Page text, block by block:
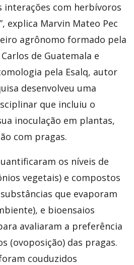
interações com herbívoros
explica Marvin Mateo Pec
agrônomo formado pela
de Guatemala e
pela Esalq, autor
desenvolveu uma
que incluiu o
inoculação em plantas,
com pragas.
os níveis de
vegetais) e compostos
que evaporam
e bioensaios
avaliaram a preferência
(ovoposição) das pragas.
couduzidos